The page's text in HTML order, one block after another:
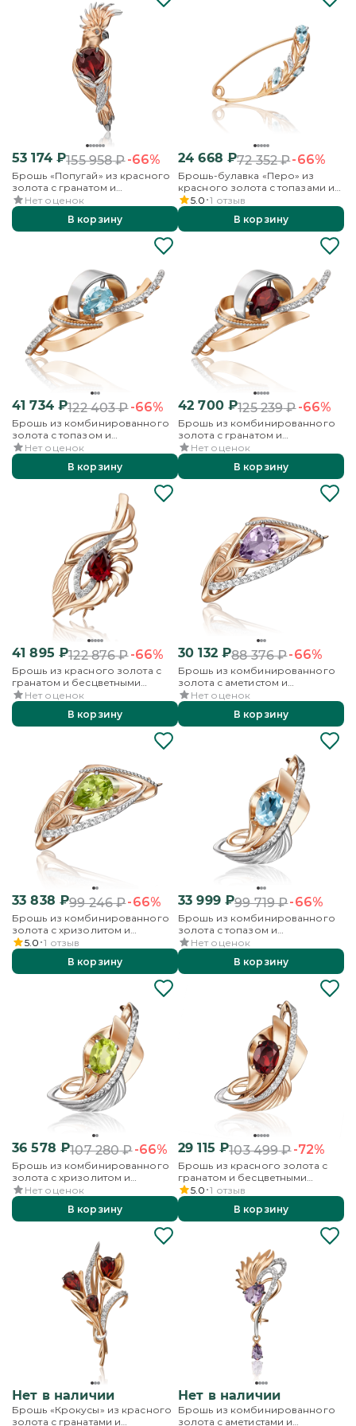
53 174₽155 958₽-66%
Брошь «Попугай» из красного
золота с гранатом и
бесцветными топазами
Нет оценок
В корзину
24 668 ₽72 352₽-66%
Брошь-булавка «Перо» из
красного золота с топазами и
бесцветными топазами
5.0 1 отзыв
В корзину
41 734₽122 403₽-66%
Брошь из комбинированного
золота с топазом и
бесцветными топазами
Нет оценок
В корзину
42 700₽125 239₽-66%
Брошь из комбинированного
золота с гранатом и
бесцветными топазами
Нет оценок
В корзину
41 895 ₽122 876₽-66%
Брошь из красного золота с
гранатом и бесцветными
топазами
Нет оценок
В корзину
30 132₽88 376₽-66%
Брошь из комбинированного
золота с аметистом и
бесцветными топазами
Нет оценок
В корзину
33 838 ₽99 246₽-66%
Брошь из комбинированного
золота с хризолитом и
бесцветными топазами
5.0 1 отзыв
В корзину
33 999₽99 719₽-66%
Брошь из комбинированного
золота с топазом и
бесцветными топазами
Нет оценок
В корзину
36 578 ₽107 280₽-66%
Брошь из комбинированного
золота с хризолитом и
бесцветными топазами
Нет оценок
В корзину
29 115 ₽103 499₽-72%
Брошь из красного золота с
гранатом и бесцветными
топазами
5.0 1 отзыв
В корзину
Нет в наличии
Брошь «Крокусы» из красного
золота с гранатами и
Нет в наличии
Брошь из комбинированного
золота с аметистами и